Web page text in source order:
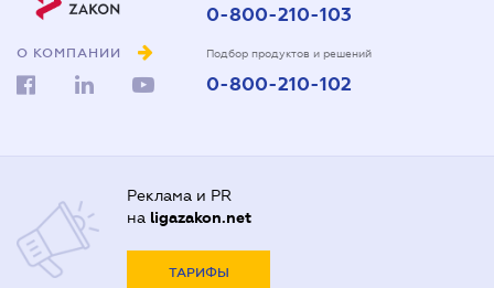
О КОМПАНИИ
0-800-210-103
Подбор продуктов и решений
0-800-210-102
Реклама и PR
на ligazakon.net
ТАРИФЫ